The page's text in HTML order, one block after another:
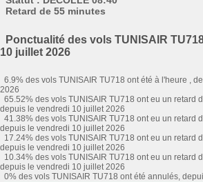
Retard de 55 minutes
Ponctualité des vols TUNISAIR
10 juillet 2026
6.9% des vols TUNISAIR TU718 ont été à l'heure ,
2026
65.52% des vols TUNISAIR TU718 ont eu un retard
depuis le vendredi 10 juillet 2026
41.38% des vols TUNISAIR TU718 ont eu un retard
depuis le vendredi 10 juillet 2026
17.24% des vols TUNISAIR TU718 ont eu un retard
depuis le vendredi 10 juillet 2026
10.34% des vols TUNISAIR TU718 ont eu un retard
depuis le vendredi 10 juillet 2026
0% des vols TUNISAIR TU718 ont été annulés,